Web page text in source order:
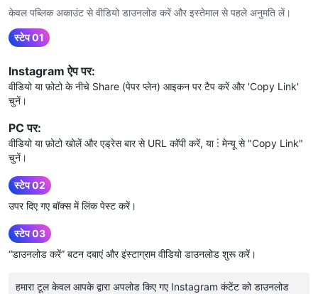
केवल पब्लिक अकाउंट से वीडियो डाउनलोड करें और इस्तेमाल से पहले अनुमति लें।
स्टेप 01
Instagram ऐप पर:
वीडियो या फ़ोटो के नीचे Share (पेपर प्लेन) आइकन पर टैप करें और 'Copy Link'
चुनें।
PC पर:
वीडियो या फ़ोटो खोलें और एड्रेस बार से URL कॉपी करें, या ⋮ मेन्यू से "Copy Link"
चुनें।
स्टेप 02
उपर दिए गए बॉक्स में लिंक पेस्ट करें।
स्टेप 03
“डाउनलोड करें” बटन दबाएं और इंस्टाग्राम वीडियो डाउनलोड शुरू करें।
हमारा टूल केवल आपके द्वारा अपलोड किए गए Instagram कंटेंट को डाउनलोड